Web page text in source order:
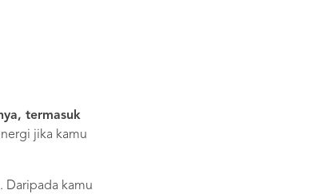
termasuk
jika kamu
Daripada kamu